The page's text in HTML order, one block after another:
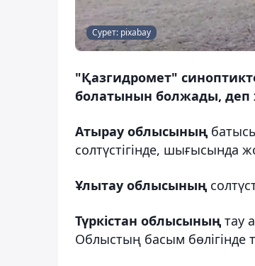
Сурет: pixabay
"Қазгидромет"
болатынын болжады, деп
Атырау облысының
солтүстігінде, шығысында
Ұлытау облысының
Түркістан облысының тау
Облыстың басым бөлігінде